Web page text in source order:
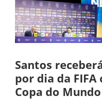
Santos
por dia da
Copa do Mundo